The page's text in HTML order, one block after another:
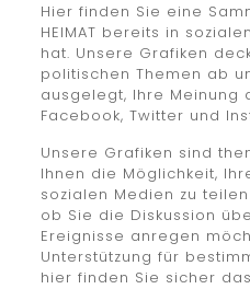
Hier finden Sie eine
HEIMAT bereits in
hat. Unsere Grafiken
politischen Themen ab
ausgelegt, Ihre Meinung
Facebook, Twitter und
Unsere Grafiken sind
Ihnen die Möglichkeit,
sozialen Medien zu
ob Sie die Diskussion
Ereignisse anregen
Unterstützung für
hier finden Sie sicher